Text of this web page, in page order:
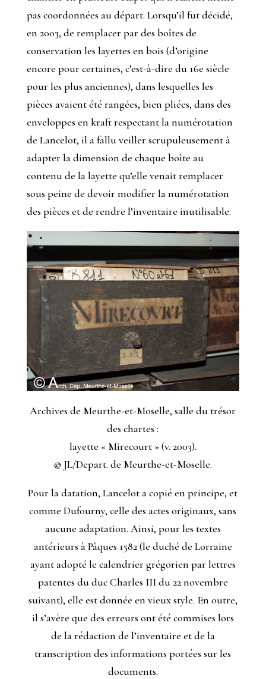
pas coordonnées au départ. Lorsqu’il fut décidé,
en 2003, de remplacer par des boîtes de
conservation les layettes en bois (d’origine
encore pour certaines, c’est-à-dire du 16e siècle
pour les plus anciennes), dans lesquelles les
pièces avaient été rangées, bien pliées, dans des
enveloppes en kraft respectant la numérotation
de Lancelot, il a fallu veiller scrupuleusement à
adapter la dimension de chaque boîte au
contenu de la layette qu’elle venait remplacer
sous peine de devoir modifier la numérotation
des pièces et de rendre l’inventaire inutilisable.
Archives de Meurthe-et-Moselle, salle du trésor
des chartes :
layette « Mirecourt » (v. 2003).
© JL/Depart. de Meurthe-et-Moselle.
Pour la datation, Lancelot a copié en principe, et
comme Dufourny, celle des actes originaux, sans
aucune adaptation. Ainsi, pour les textes
antérieurs à Pâques 1582 (le duché de Lorraine
ayant adopté le calendrier grégorien par lettres
patentes du duc Charles III du 22 novembre
suivant), elle est donnée en vieux style. En outre,
il s’avère que des erreurs ont été commises lors
de la rédaction de l’inventaire et de la
transcription des informations portées sur les
documents.